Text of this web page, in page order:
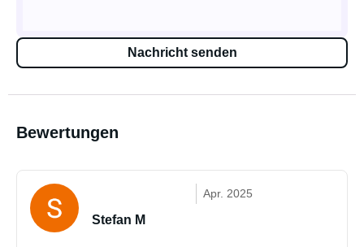
Nachricht senden
Bewertungen
Apr. 2025
Stefan M